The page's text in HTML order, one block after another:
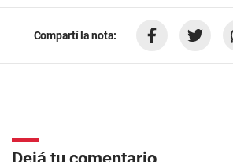
Compartí la nota: